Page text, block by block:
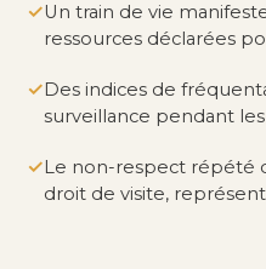
Un train de vie
ressources déclarées
Des indices de
surveillance pendant
Le non-respect répété
droit de visite,